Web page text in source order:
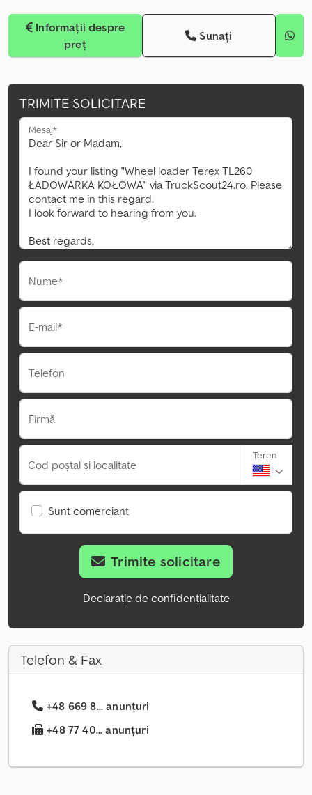
preț
Sunați
TRIMITE SOLICITARE
Mesaj*
Nume*
E-mail*
Telefon
Firmă
Cod poștal și localitate
Teren
Sunt comerciant
Trimite solicitare
Declarație de confidențialitate
Telefon & Fax
+48 669 8... anunțuri
+48 77 40... anunțuri